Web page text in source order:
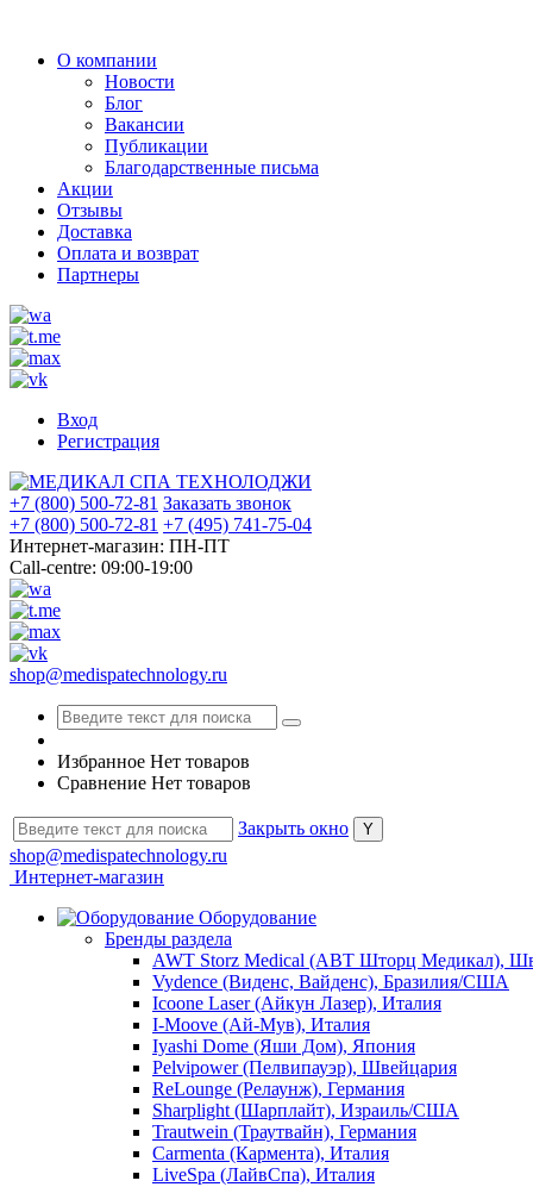
О компании
Новости
Блог
Вакансии
Публикации
Благодарственные письма
Акции
Отзывы
Доставка
Оплата и возврат
Партнеры
Вход
Регистрация
+7 (800) 500-72-81 Заказать звонок
+7 (800) 500-72-81 +7 (495) 741-75-04
Интернет-магазин: ПН-ПТ
Call-centre: 09:00-19:00
shop@medispatechnology.ru
Избранное Нет товаров
Сравнение Нет товаров
Закрыть окно
shop@medispatechnology.ru
Интернет-магазин
Оборудование
Бренды раздела
AWT Storz Medical (АВТ Шторц Медикал),
Vydence (Виденс, Вайденс), Бразилия/США
Icoone Laser (Айкун Лазер), Италия
I-Moove (Ай-Мув), Италия
Iyashi Dome (Яши Дом), Япония
Pelvipower (Пелвипауэр), Швейцария
ReLounge (Релаунж), Германия
Sharplight (Шарплайт), Израиль/США
Trautwein (Траутвайн), Германия
Carmenta (Кармента), Италия
LiveSpa (ЛайвСпа), Италия